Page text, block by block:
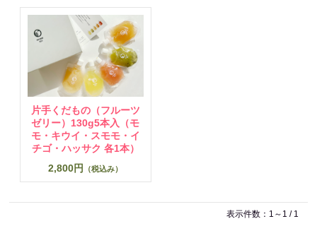
片手くだもの（フルーツ
ゼリー）130g5本入（モ
モ・キウイ・スモモ・イ
チゴ・ハッサク 各1本）
2,800円
（税込み）
表示件数：1～1 / 1